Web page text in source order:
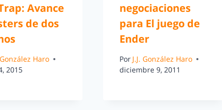
Avance
de dos
González Haro
2015
negociaciones
para El juego de
Ender
Por J.J. González Haro
diciembre 9, 2011